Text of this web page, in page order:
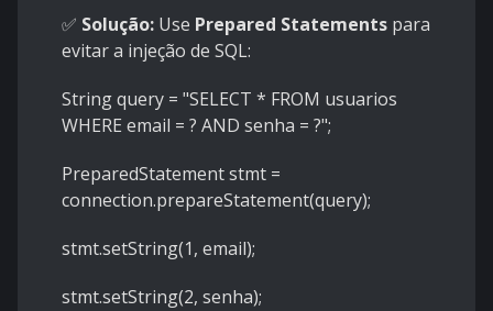
✅ Solução: Use Prepared Statements para
evitar a injeção de SQL:
String query = "SELECT * FROM usuarios
WHERE email = ? AND senha = ?";
PreparedStatement stmt =
connection.prepareStatement(query);
stmt.setString(1, email);
stmt.setString(2, senha);